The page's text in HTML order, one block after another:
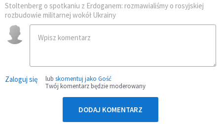
Stoltenberg o spotkaniu z Erdoganem: rozmawialiśmy o rosyjskiej
rozbudowie militarnej wokół Ukrainy
Zaloguj się lub skomentuj jako Gość
Twój komentarz będzie moderowany
DODAJ KOMENTARZ